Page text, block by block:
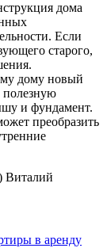
дома
Если
старого,
дому новый
полезную
и фундамент.
преобразить
Виталий
в аренду